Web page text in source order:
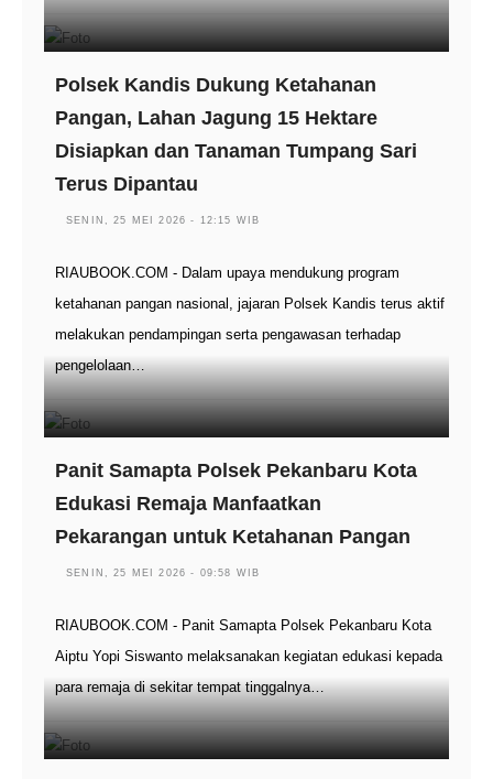
Polsek Kandis Dukung Ketahanan
Pangan, Lahan Jagung 15 Hektare
Disiapkan dan Tanaman Tumpang Sari
Terus Dipantau
SENIN, 25 MEI 2026 - 12:15 WIB
RIAUBOOK.COM - Dalam upaya mendukung program
ketahanan pangan nasional, jajaran Polsek Kandis terus aktif
melakukan pendampingan serta pengawasan terhadap
pengelolaan…
Panit Samapta Polsek Pekanbaru Kota
Edukasi Remaja Manfaatkan
Pekarangan untuk Ketahanan Pangan
SENIN, 25 MEI 2026 - 09:58 WIB
RIAUBOOK.COM - Panit Samapta Polsek Pekanbaru Kota
Aiptu Yopi Siswanto melaksanakan kegiatan edukasi kepada
para remaja di sekitar tempat tinggalnya…